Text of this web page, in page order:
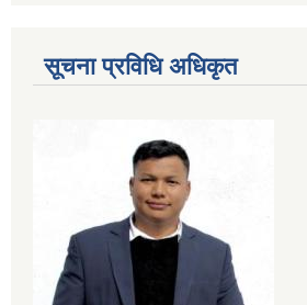
सूचना प्रविधि अधिकृत